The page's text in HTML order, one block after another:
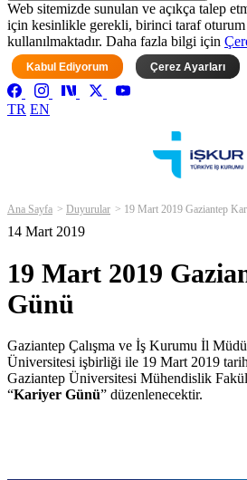
Web sitemizde sunulan ve açıkça talep
için kesinlikle gerekli, birinci taraf oturum
kullanılmaktadır. Daha fazla bilgi için
Kabul Ediyorum Çerez Ayarları
TR EN
Ana Sayfa Duyurular 19 Mart 2019 Gaziantep
14 Mart 2019
19 Mart 2019
Günü
Gaziantep Çalışma ve İş Kurumu İl
Üniversitesi işbirliği ile 19 Mart 2019
Gaziantep Üniversitesi Mühendislik
“Kariyer Günü” düzenlenecektir.